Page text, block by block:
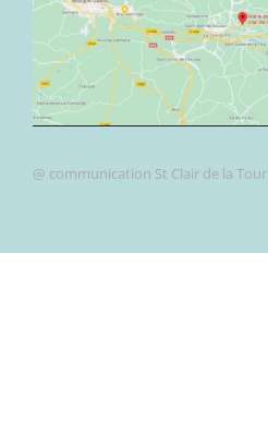
@ communication St Clair de la Tour